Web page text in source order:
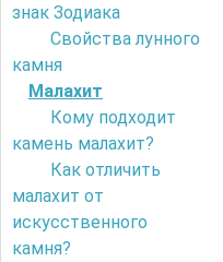
знак Зодиака
Свойства лунного
камня
Малахит
Кому подходит
камень малахит?
Как отличить
малахит от
искусственного
камня?